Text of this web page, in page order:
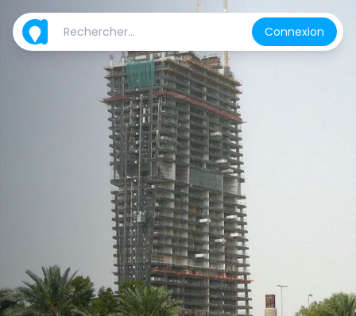
Connexion